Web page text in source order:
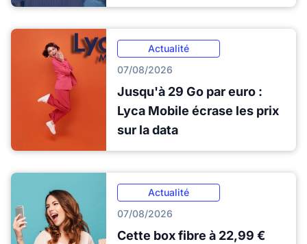
Actualité
07/08/2026
Jusqu'à 29 Go par euro :
Lyca Mobile écrase les prix
sur la data
Actualité
07/08/2026
Cette box fibre à 22,99 €